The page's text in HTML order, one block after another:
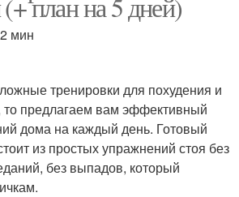
мин
тренировки для похудения и
предлагаем вам эффективный
дома на каждый день. Готовый
из простых упражнений стоя без
без выпадов, который